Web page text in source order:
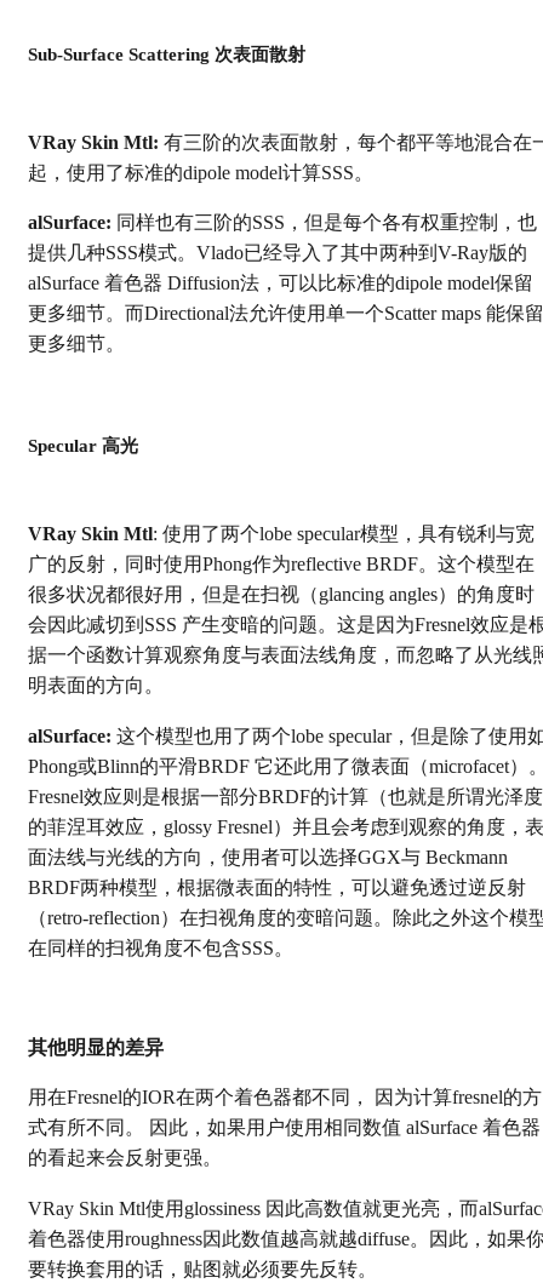
Sub-Surface Scattering 次表面散射
VRay Skin Mtl: 有三阶的次表面散射，每个都平等地混合在
起，使用了标准的dipole model计算SSS。
alSurface: 同样也有三阶的SSS，但是每个各有权重控制，也
提供几种SSS模式。Vlado已经导入了其中两种到V-Ray版的
alSurface 着色器 Diffusion法，可以比标准的dipole model保留
更多细节。而Directional法允许使用单一个Scatter maps 能保留
更多细节。
Specular 高光
VRay Skin Mtl: 使用了两个lobe specular模型，具有锐利与宽
广的反射，同时使用Phong作为reflective BRDF。这个模型在
很多状况都很好用，但是在扫视（glancing angles）的角度时
会因此减切到SSS 产生变暗的问题。这是因为Fresnel效应是
据一个函数计算观察角度与表面法线角度，而忽略了从光线
明表面的方向。
alSurface: 这个模型也用了两个lobe specular，但是除了使用
Phong或Blinn的平滑BRDF 它还此用了微表面（microfacet）
Fresnel效应则是根据一部分BRDF的计算（也就是所谓光泽度
的菲涅耳效应，glossy Fresnel）并且会考虑到观察的角度，表
面法线与光线的方向，使用者可以选择GGX与 Beckmann
BRDF两种模型，根据微表面的特性，可以避免透过逆反射
（retro-reflection）在扫视角度的变暗问题。除此之外这个模
在同样的扫视角度不包含SSS。
其他明显的差异
用在Fresnel的IOR在两个着色器都不同， 因为计算fresnel的方
式有所不同。 因此，如果用户使用相同数值 alSurface 着色器
的看起来会反射更强。
VRay Skin Mtl使用glossiness 因此高数值就更光亮，而
着色器使用roughness因此数值越高就越diffuse。因此，如果
要转换套用的话，贴图就必须要先反转。